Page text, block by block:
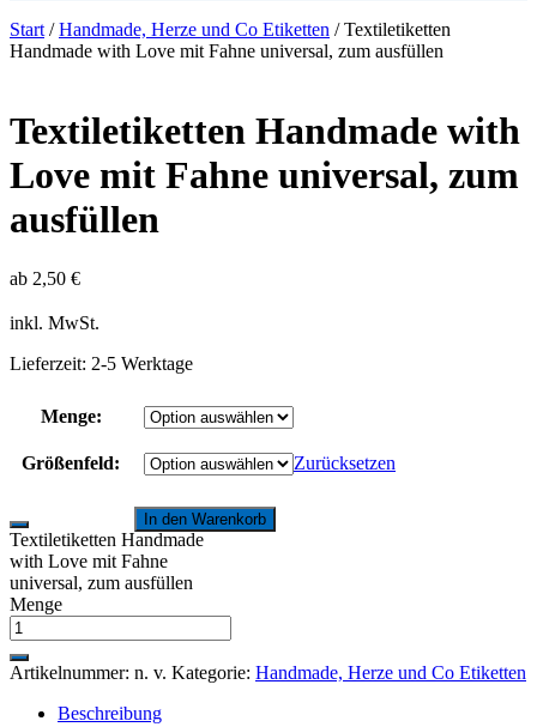
Start /Handmade, Herze und Co Etiketten / Textiletiketten
Handmade with Love mit Fahne universal, zum ausfüllen
Textiletiketten Handmade with
Love mit Fahne universal, zum
ausfüllen
ab 2,50 €
inkl. MwSt.
Lieferzeit: 2-5 Werktage
Menge:
Größenfeld: Zurücksetzen
Textiletiketten Handmade
with Love mit Fahne
universal, zum ausfüllen
Menge
In den Warenkorb
Artikelnummer: n. v. Kategorie: Handmade, Herze und Co Etiketten
Beschreibung